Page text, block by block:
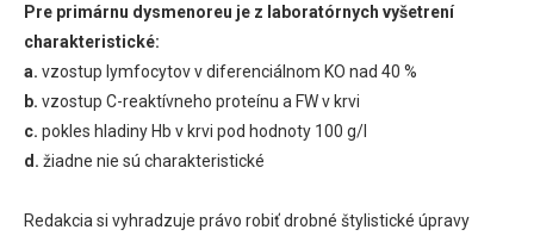
Pre primárnu dysmenoreu je z laboratórnych vyšetrení
charakteristické:
a. vzostup lymfocytov v diferenciálnom KO nad 40 %
b. vzostup C-reaktívneho proteínu a FW v krvi
c. pokles hladiny Hb v krvi pod hodnoty 100 g/l
d. žiadne nie sú charakteristické
Redakcia si vyhradzuje právo robiť drobné štylistické úpravy